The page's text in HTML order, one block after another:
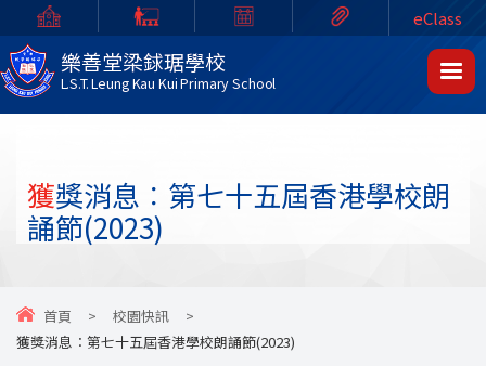
樂善堂梁銶琚學校
L.S.T. Leung Kau Kui Primary School
eClass
獲獎消息︰第七十五屆香港學校朗
誦節(2023)
首頁 > 校園快訊
>
獲獎消息︰第七十五屆香港學校朗誦節(2023)